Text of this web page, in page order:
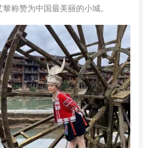
称赞为中国最美丽的小城。